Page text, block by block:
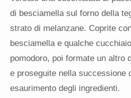
di besciamella sul forno della
strato di melanzane. Coprite
besciamella e qualche
pomodoro, poi formate un altro
e proseguite nella successione
esaurimento degli ingredienti.